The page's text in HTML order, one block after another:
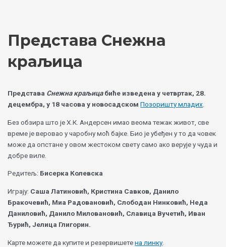
Представа Снежна
краљица
Представа Снежна краљицабиће изведена у четвртак, 28.
децембра, у 18 часова у новосадском Позоришту младих
Без обзира што је Х.К. Андерсен имао веома тежак живот, све
време је веровао у чаробну моћ бајке. Био је убеђен у то да човек
може да опстане у овом жестоком свету само ако верује у чуда и
добре виле.
Редитељ: Бисерка Колевска
Играју: Саша Латиновић, Кристина Савков, Данило
Бракочевић, Миа Радовановић, Слободан Нинковић, Неда
Даниловић, Данило Миловановић, Славица Вучетић, Иван
Ђурић, Јелица Глигорин.
Карте можете да купите и резервишетена линку.